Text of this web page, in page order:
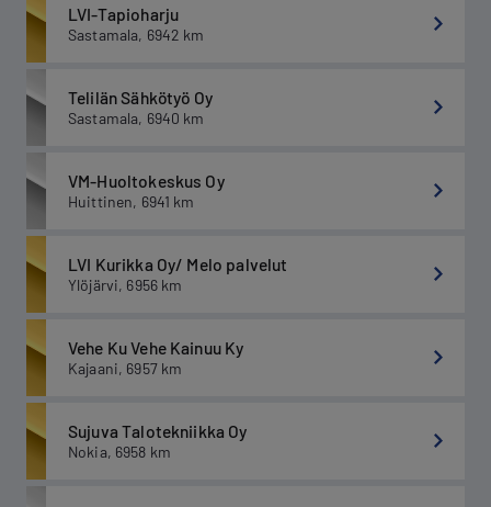
LVI-Tapioharju
Sastamala, 6942 km
Telilän Sähkötyö Oy
Sastamala, 6940 km
VM-Huoltokeskus Oy
Huittinen, 6941 km
LVI Kurikka Oy/ Melo palvelut
Ylöjärvi, 6956 km
Vehe Ku Vehe Kainuu Ky
Kajaani, 6957 km
Sujuva Talotekniikka Oy
Nokia, 6958 km